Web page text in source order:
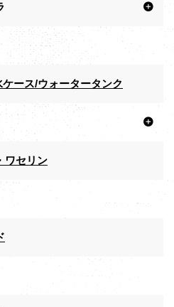
ース/ウォータータンク
ワセリン